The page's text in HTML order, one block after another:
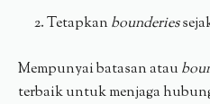
Tetapkan bounderies
Mempunyai batasan atau
terbaik untuk menjaga